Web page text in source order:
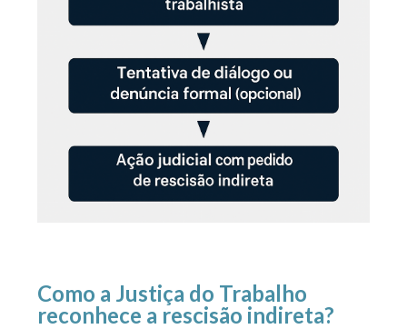
Como a Justiça do Trabalho
reconhece a rescisão indireta?